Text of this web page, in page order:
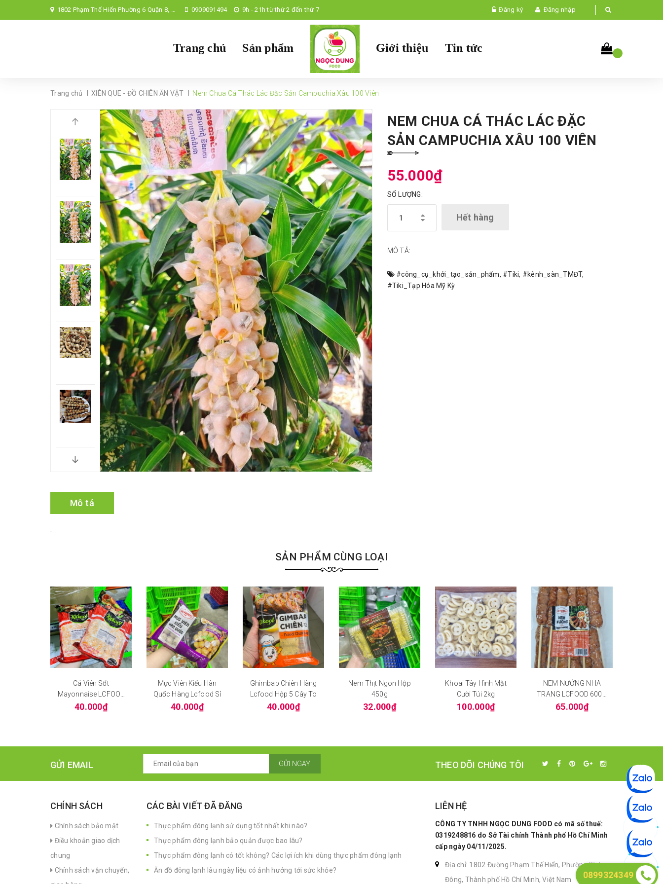
1802 Phạm Thế Hiển Phường 6 Quận 8, TP Hồ Chí Minh, 0909091494 9h - 21h từ thứ 2 đến thứ 7 Đăng ký Đăng nhập
Trang chủ Sản phẩm Giới thiệu Tin tức
Trang chủ XIÊN QUE - ĐỒ CHIÊN ĂN VẶT Nem Chua Cá Thác Lác Đặc Sản Campuchia Xâu 100 Viên
NEM CHUA CÁ THÁC LÁC ĐẶC
SẢN CAMPUCHIA XÂU 100 VIÊN
55.000₫
SỐ LƯỢNG:
Hết hàng
MÔ TẢ:
.
#công_cụ_khởi_tạo_sản_phẩm, #Tiki, #kênh_sàn_TMĐT,
#Tiki_Tạp Hóa Mỹ Kỳ
Mô tả
.
SẢN PHẨM CÙNG LOẠI
Cá Viên Sốt
Mayonnaise LCFOOd
Gói 500g
40.000₫
Mực Viên Kiểu Hàn
Quốc Hàng Lcfood Sỉ
40.000₫
Ghimbap Chiên Hàng
Lcfood Hộp 5 Cây To
40.000₫
Nem Thịt Ngon Hộp
450g
32.000₫
Khoai Tây Hình Mặt
Cười Túi 2kg
100.000₫
NEM NƯỚNG NHA
TRANG LCFOOD 600G
12 CÂY
65.000₫
GỬI EMAIL GỬI NGAY THEO DÕI CHÚNG TÔI
CHÍNH SÁCH
Chính sách bảo mật
Điều khoản giao dịch
chung
Chính sách vận chuyển,
CÁC BÀI VIẾT ĐÃ ĐĂNG
Thực phẩm đông lạnh sử dụng tốt nhất khi nào?
Thực phẩm đông lạnh bảo quản được bao lâu?
Thực phẩm đông lạnh có tốt không? Các lợi ích khi dùng thực phẩm đông lạnh
Ăn đồ đông lạnh lâu ngày liệu có ảnh hưởng tới sức khỏe?
LIÊN HỆ
CÔNG TY TNHH NGỌC DUNG FOOD có mã số thuế:
0319248816 do Sở Tài chính Thành phố Hồ Chí Minh
cấp ngày 04/11/2025.
Địa chỉ: 1802 Đường Phạm Thế Hiển, Phường Bình
Đông, Thành phố Hồ Chí Minh, Việt Nam
0899324349